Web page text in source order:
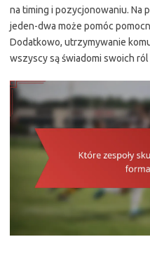
na timing i pozycjonowaniu. Na
jeden-dwa może pomóc
Dodatkowo, utrzymywanie
wszyscy są świadomi swoich